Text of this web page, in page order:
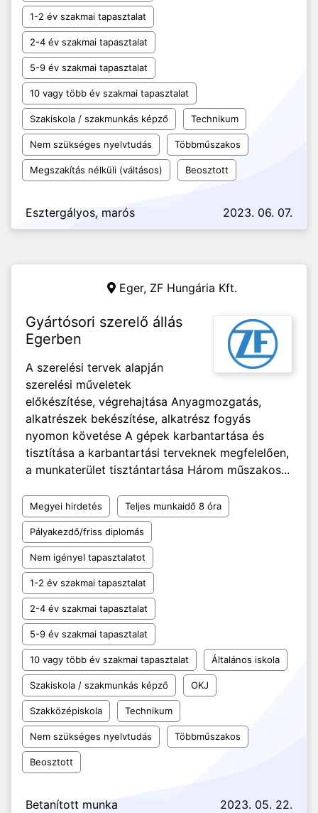
1-2 év szakmai tapasztalat
2-4 év szakmai tapasztalat
5-9 év szakmai tapasztalat
10 vagy több év szakmai tapasztalat
Szakiskola / szakmunkás képző Technikum
Nem szükséges nyelvtudás Többműszakos
Megszakítás nélküli (váltásos) Beosztott
Esztergályos, marós 2023. 06. 07.
Eger, ZF Hungária Kft.
Gyártósori szerelő állás
Egerben
A szerelési tervek alapján
szerelési műveletek
előkészítése, végrehajtása Anyagmozgatás,
alkatrészek bekészítése, alkatrész fogyás
nyomon követése A gépek karbantartása és
tisztítása a karbantartási terveknek megfelelően,
a munkaterület tisztántartása Három műszakos...
Megyei hirdetés Teljes munkaidő 8 óra
Pályakezdő/friss diplomás
Nem igényel tapasztalatot
1-2 év szakmai tapasztalat
2-4 év szakmai tapasztalat
5-9 év szakmai tapasztalat
10 vagy több év szakmai tapasztalat Általános iskola
Szakiskola / szakmunkás képző OKJ
Szakközépiskola Technikum
Nem szükséges nyelvtudás Többműszakos
Beosztott
Betanított munka 2023. 05. 22.